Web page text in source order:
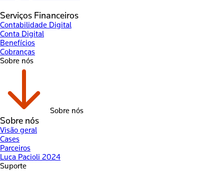
Serviços Financeiros
Contabilidade Digital
Conta Digital
Benefícios
Cobranças
Sobre nós
Sobre nós
Sobre nós
Visão geral
Cases
Parceiros
Luca Pacioli 2024
Suporte